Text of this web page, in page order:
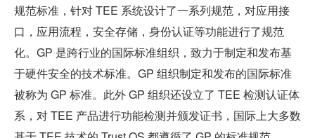
规范标准，针对 TEE 系统设计了一系列规范，对应用接
口，应用流程，安全存储，身份认证等功能进行了规范
化。GP 是跨行业的国际标准组织，致力于制定和发布基
于硬件安全的技术标准。GP 组织制定和发布的国际标准
被称为 GP 标准。此外 GP 组织还设立了 TEE 检测认证体
系，对 TEE 产品进行功能检测并颁发证书，国际上大多数